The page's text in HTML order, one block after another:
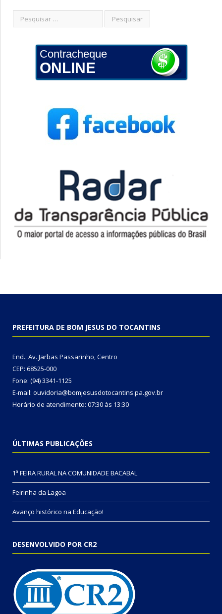
Contracheque
ONLINE
PREFEITURA DE BOM JESUS DO TOCANTINS
End.: Av. Jarbas Passarinho, Centro
CEP: 68525-000
Fone: (94) 3341-1125
E-mail: ouvidoria@bomjesusdotocantins.pa.gov.br
Horário de atendimento: 07:30 às 13:30
ÚLTIMAS PUBLICAÇÕES
1ª FEIRA RURAL NA COMUNIDADE BACABAL
Feirinha da Lagoa
Avanço histórico na Educação!
DESENVOLVIDO POR CR2